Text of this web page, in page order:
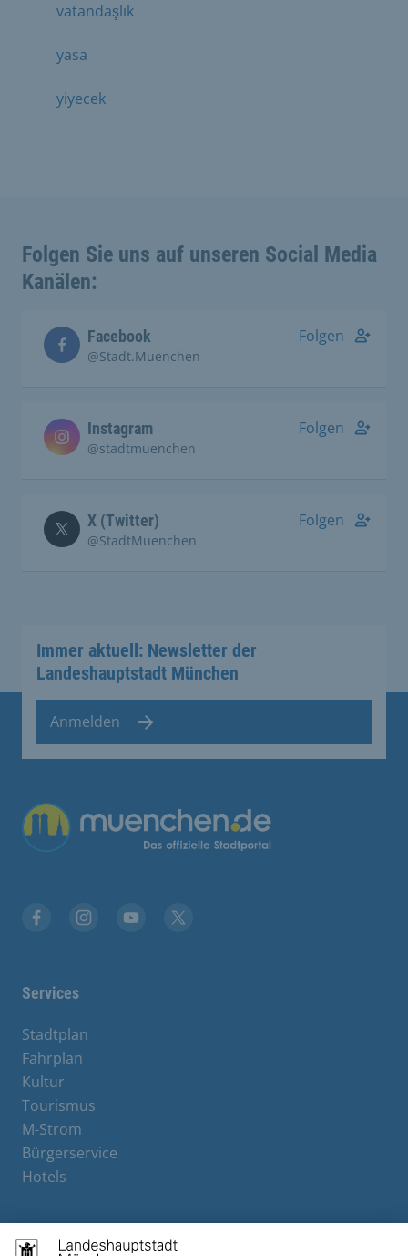
vatandaşlık
yasa
yiyecek
Folgen Sie uns auf unseren Social Media
Kanälen:
Facebook
@Stadt.Muenchen
Folgen
Instagram
@stadtmuenchen
Folgen
X (Twitter)
@StadtMuenchen
Folgen
Immer aktuell: Newsletter der
Landeshauptstadt München
Anmelden
Übergreifende Links
Services
Stadtplan
Fahrplan
Kultur
Tourismus
M-Strom
Bürgerservice
Hotels
Contact